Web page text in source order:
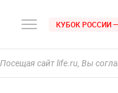
КУБОК РОССИИ
Посещая сайт life.ru, Вы